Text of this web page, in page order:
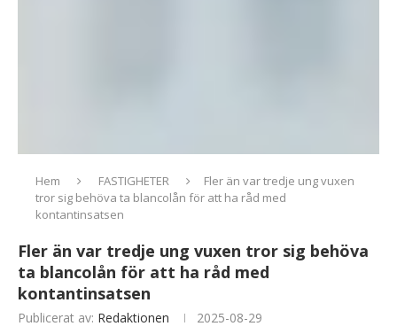
Hem FASTIGHETER
Fler än var tredje ung vuxen
tror sig behöva ta blancolån för att ha råd med
kontantinsatsen
Fler än var tredje ung vuxen tror sig behöva
ta blancolån för att ha råd med
kontantinsatsen
Publicerat av: Redaktionen 2025-08-29